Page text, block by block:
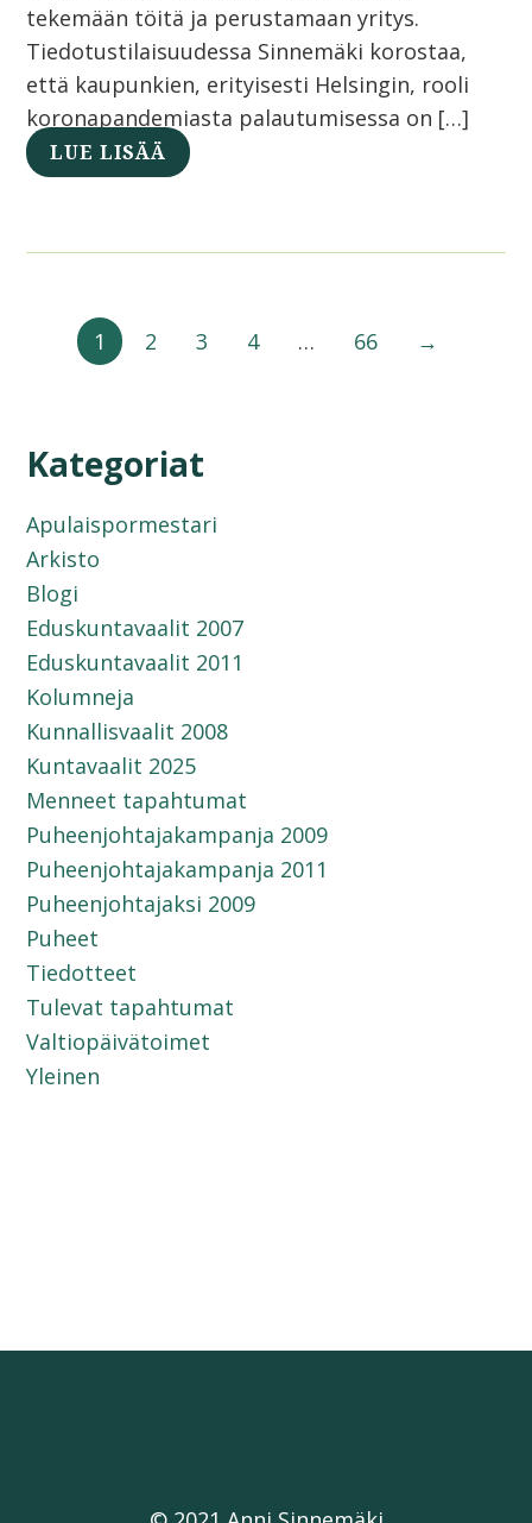
tekemään töitä ja perustamaan yritys.
Tiedotustilaisuudessa Sinnemäki korostaa,
että kaupunkien, erityisesti Helsingin, rooli
koronapandemiasta palautumisessa on […]
LUE LISÄÄ
1 2 3 4 … 66 →
Kategoriat
Apulaispormestari
Arkisto
Blogi
Eduskuntavaalit 2007
Eduskuntavaalit 2011
Kolumneja
Kunnallisvaalit 2008
Kuntavaalit 2025
Menneet tapahtumat
Puheenjohtajakampanja 2009
Puheenjohtajakampanja 2011
Puheenjohtajaksi 2009
Puheet
Tiedotteet
Tulevat tapahtumat
Valtiopäivätoimet
Yleinen